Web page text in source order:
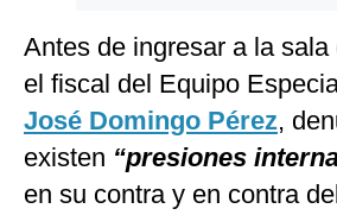
Antes de ingresar a la sala
el fiscal del Equipo
José Domingo Pérez,
existen “presiones
en su contra y en contra